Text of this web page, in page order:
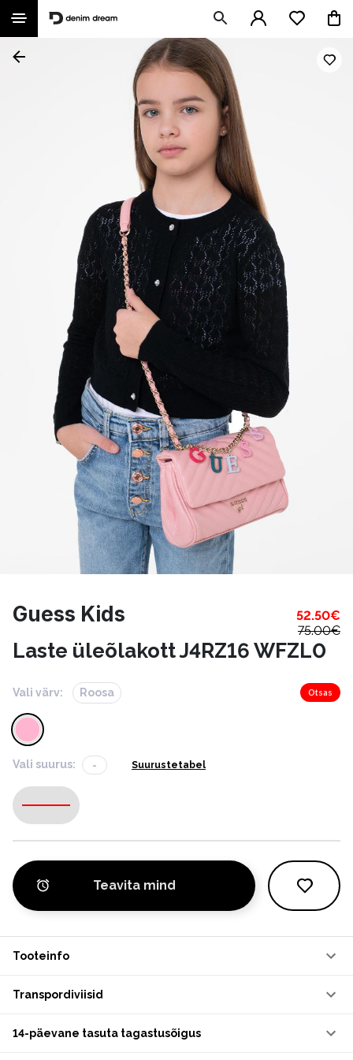
Guess Kids 52.50€
75.00€
Laste üleõlakott J4RZ16 WFZL0
Vali värv: Roosa Otsas
Vali suurus: - Suurustetabel
-
Teavita mind
Tooteinfo
Transpordiviisid
14-päevane tasuta tagastusõigus